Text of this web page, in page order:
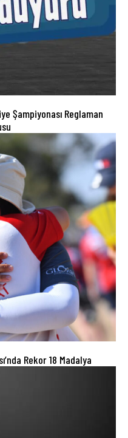
Şampiyonası Reglaman
Rekor 18 Madalya